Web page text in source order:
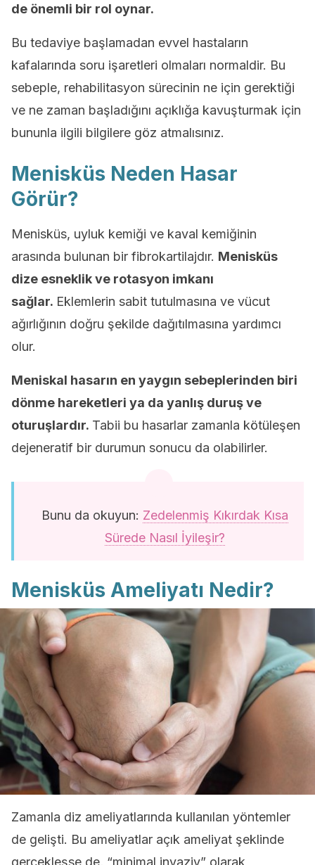
de önemli bir rol oynar.
Bu tedaviye başlamadan evvel hastaların
kafalarında soru işaretleri olmaları normaldir. Bu
sebeple, rehabilitasyon sürecinin ne için gerektiği
ve ne zaman başladığını açıklığa kavuşturmak için
bununla ilgili bilgilere göz atmalısınız.
Menisküs Neden Hasar
Görür?
Menisküs, uyluk kemiği ve kaval kemiğinin
arasında bulunan bir fibrokartilajdır. Menisküs
dize esneklik ve rotasyon imkanı
sağlar. Eklemlerin sabit tutulmasına ve vücut
ağırlığının doğru şekilde dağıtılmasına yardımcı
olur.
Meniskal hasarın en yaygın sebeplerinden biri
dönme hareketleri ya da yanlış duruş ve
oturuşlardır. Tabii bu hasarlar zamanla kötüleşen
dejeneratif bir durumun sonucu da olabilirler.
Bunu da okuyun: Zedelenmiş Kıkırdak Kısa
Sürede Nasıl İyileşir?
Menisküs Ameliyatı Nedir?
Zamanla diz ameliyatlarında kullanılan yöntemler
de gelişti. Bu ameliyatlar açık ameliyat şeklinde
gerçekleşse de, “minimal invaziv” olarak